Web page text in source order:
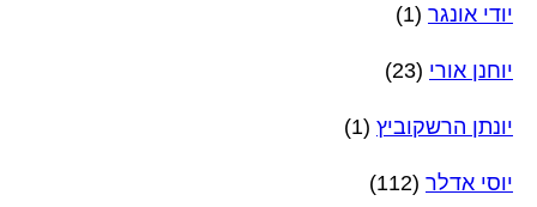
יודי אונגר (1)
יוחנן אורי (23)
יונתן הרשקוביץ (1)
יוסי אדלר (112)